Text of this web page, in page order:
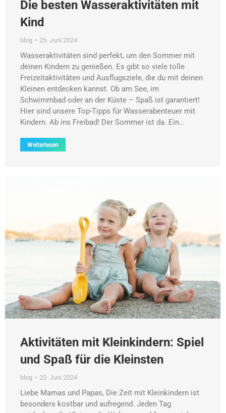
Die besten Wasseraktivitäten mit
Kind
blog 25. Juni 2024
Wasseraktivitäten sind perfekt, um den Sommer mit
deinen Kindern zu genießen. Es gibt so viele tolle
Freizeitaktivitäten und Ausflugsziele, die du mit deinen
Kleinen entdecken kannst. Ob am See, im
Schwimmbad oder an der Küste – Spaß ist garantiert!
Hier sind unsere Top-Tipps für Wasserabenteuer mit
Kindern. Ab ins Freibad! Der Sommer ist da. Ein…
Weiterlesen
Aktivitäten mit Kleinkindern: Spiel
und Spaß für die Kleinsten
blog 20. Juni 2024
Liebe Mamas und Papas, Die Zeit mit Kleinkindern ist
besonders kostbar und aufregend. Jeden Tag